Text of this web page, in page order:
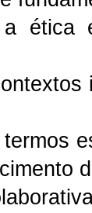
a ética
termos